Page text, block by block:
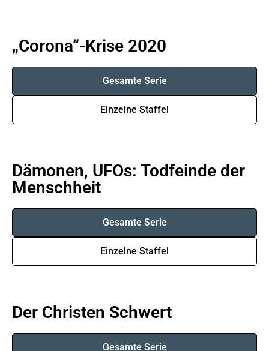
„Corona“-Krise 2020
Gesamte Serie
Einzelne Staffel
Dämonen, UFOs: Todfeinde der
Menschheit
Gesamte Serie
Einzelne Staffel
Der Christen Schwert
Gesamte Serie